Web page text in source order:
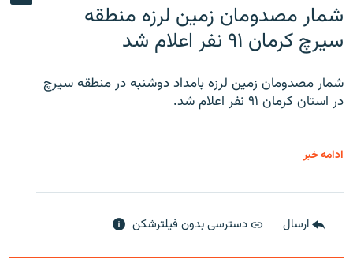
شمار مصدومان زمین لرزه منطقه
سیرچ کرمان ۹۱ نفر اعلام شد
شمار مصدومان زمین لرزه بامداد دوشنبه در منطقه سیرچ
در استان کرمان ۹۱ نفر اعلام شد.
ادامه خبر
ارسال دسترسی بدون فیلترشکن